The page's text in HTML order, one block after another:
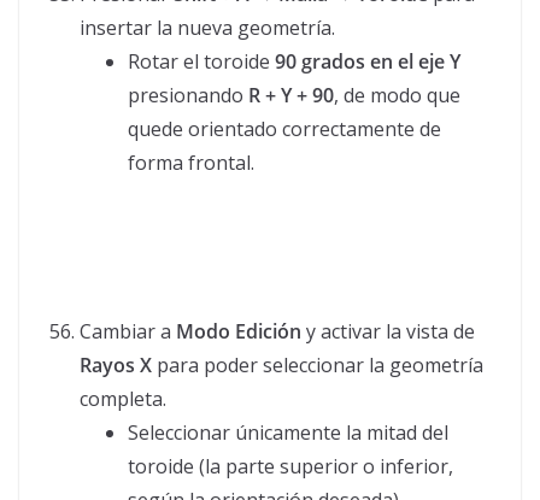
insertar la nueva geometría.
Rotar el toroide 90 grados en el eje Y
presionando R + Y + 90, de modo que
quede orientado correctamente de
forma frontal.
Cambiar a Modo Edición y activar la vista de
Rayos X para poder seleccionar la geometría
completa.
Seleccionar únicamente la mitad del
toroide (la parte superior o inferior,